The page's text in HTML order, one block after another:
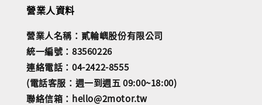
營業人資料
營業人名稱：貳輪嶼股份有限公司
統一編號：83560226
連絡電話：04-2422-8555
(電話客服：週一到週五 09:00~18:00)
聯絡信箱：hello@2motor.tw